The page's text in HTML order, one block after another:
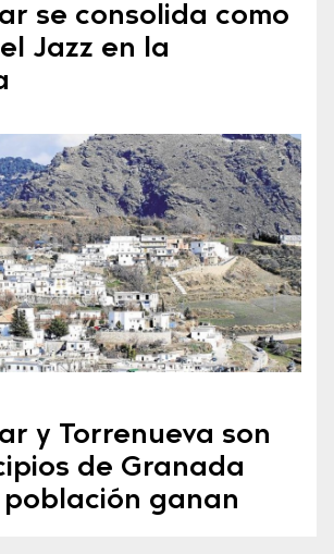
se consolida como
Jazz en la
y Torrenueva son
de Granada
población ganan